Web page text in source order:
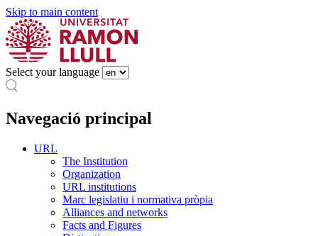
Skip to main content
Select your language
Navegació principal
URL
The Institution
Organization
URL institutions
Marc legislatiu i normativa pròpia
Alliances and networks
Facts and Figures